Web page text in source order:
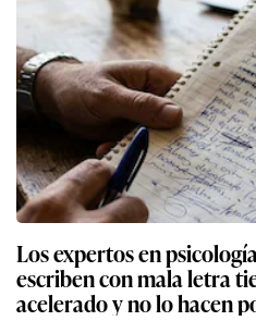
Los expertos en
escriben con mala letra
acelerado y no lo hacen